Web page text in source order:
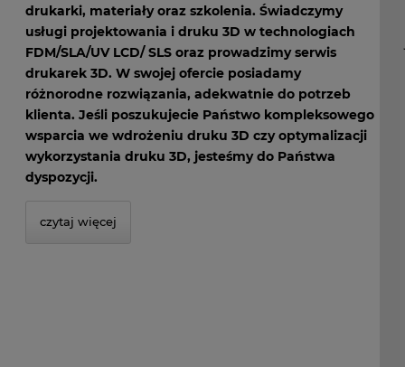
drukarki, materiały oraz szkolenia. Świadczymy
usługi projektowania i druku 3D w technologiach
FDM/SLA/UV LCD/ SLS oraz prowadzimy serwis
drukarek 3D. W swojej ofercie posiadamy
różnorodne rozwiązania, adekwatnie do potrzeb
klienta. Jeśli poszukujecie Państwo kompleksowego
wsparcia we wdrożeniu druku 3D czy optymalizacji
wykorzystania druku 3D, jesteśmy do Państwa
dyspozycji.
czytaj więcej